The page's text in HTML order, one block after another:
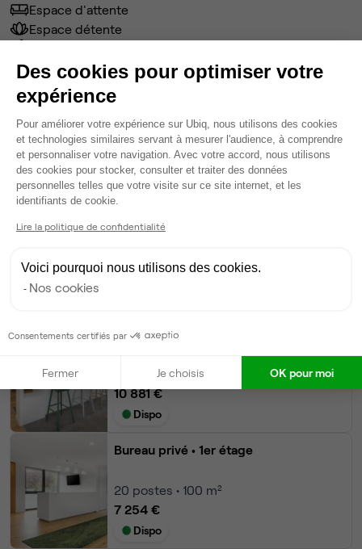
Espace d'attente
Espace détente
Tables / chaises
Voir plus
Ma sélection de bureau
Bureau privé• 1er étage
5
1 814 €
Modifier
Bureau privé
postes • 150 m²
10 881 €
Dispo
Bureau privé • 1er étage
20 postes • 100 m²
7 254 €
Dispo
Des cookies pour optimiser votre
expérience
Plateforme de Gestion du
Pour améliorer votre expérience sur Ubiq, nous utilisons des cookies
et technologies similaires servant à mesurer l'audience, à comprendre
et personnaliser votre navigation. Avec votre accord, nous utilisons
des cookies pour stocker, consulter et traiter des données
personnelles telles que votre visite sur ce site internet, et les
identifiants de cookie.
Lire la politique de confidentialité
Voici pourquoi nous utilisons des cookies.
Nos cookies
Consentements certifiés par
Fermer Je choisis OK pour moi